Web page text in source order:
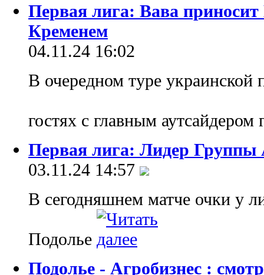
Первая лига: Вава
Кременем
04.11.24 16:02
В очередном туре
гостях с главным
Первая лига: Лидер Группы
03.11.24 14:57
В сегодняшнем матче очки у
Подолье
Подолье - Агробизнес :